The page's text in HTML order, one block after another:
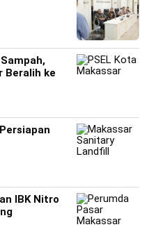
Beralih ke
IBK Nitro